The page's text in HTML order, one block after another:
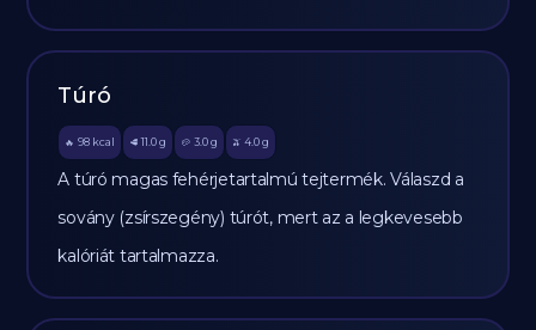
Túró
🔥 98 kcal 🥩 11.0 g 🥔 3.0g 🫒 4.0 g
A túró magas fehérjetartalmú tejtermék. Válaszd a
sovány (zsírszegény) túrót, mert az a legkevesebb
kalóriát tartalmazza.